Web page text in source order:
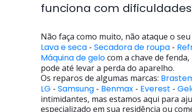
funciona com
Não faça como muito, não ataque o
Lava e seca- Secadora de roupa-
Máquina de gelocom a chave de
pode até levar a perda do aparelho.
Os reparos de algumas marcas:
LG - Samsung- Benmax- Everest -
intimidantes, mas estamos aqui para
especializado em sua residência ou